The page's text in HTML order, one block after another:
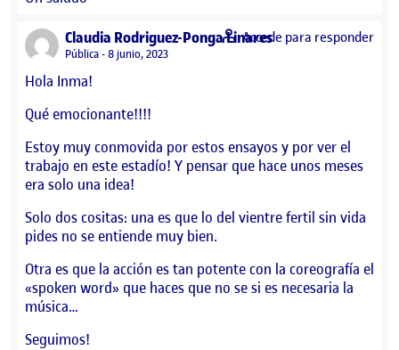
Claudia Rodriguez-Ponga Linaressays:
Visibilidad:
Pública 8 junio, 2023
Hola Inma!
Qué emocionante!!!!
Estoy muy conmovida por estos ensayos y por ver el
trabajo en este estadío! Y pensar que hace unos meses
era solo una idea!
Solo dos cositas: una es que lo del vientre fertil sin vida
pides no se entiende muy bien.
Otra es que la acción es tan potente con la coreografía el
«spoken word» que haces que no se si es necesaria la
música…
Seguimos!
Accede para responder